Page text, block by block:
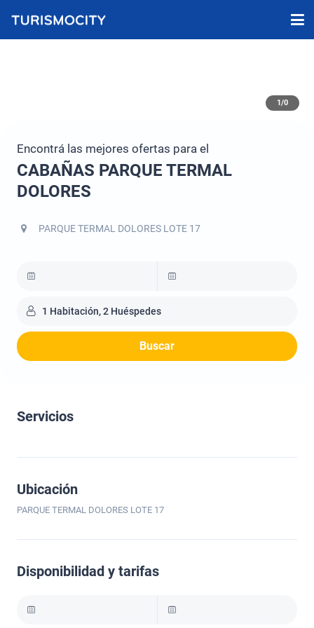
1/0
Encontrá las mejores ofertas para el
CABAÑAS PARQUE TERMAL
DOLORES
PARQUE TERMAL DOLORES LOTE 17
1 Habitación, 2 Huéspedes
Buscar
Servicios
Ubicación
PARQUE TERMAL DOLORES LOTE 17
Disponibilidad y tarifas